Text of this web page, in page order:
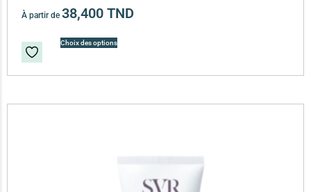
À partir de 38,400 TND
Choix des options